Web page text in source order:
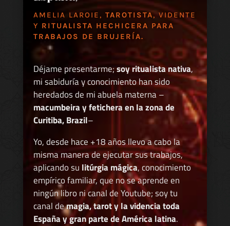
AMELIA LAROIE, TAROTISTA, VIDENTE
Y RITUALISTA HECHICERA PARA
TRABAJOS DE BRUJERÍA.
Déjame presentarme;soy ritualista nativa,
mi sabiduría y conocimiento han sido
heredados de mi abuela materna –
macumbeira y fetichera en la zona de
Curitiba, Brazil–
Yo, desde hace +18 años llevo a cabo la
misma manera de ejecutar sus trabajos,
aplicando su litúrgia mágica, conocimiento
empírico familiar, que no se aprende en
ningún libro ni canal de Youtube; soy tu
canal demagia, tarot y la videncia toda
España y gran parte de América latina.